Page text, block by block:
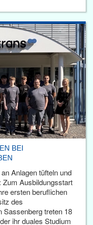
BEI
Anlagen tüfteln und
Zum Ausbildungsstart
ersten beruflichen
des
Sassenberg treten 18
ihr duales Studium